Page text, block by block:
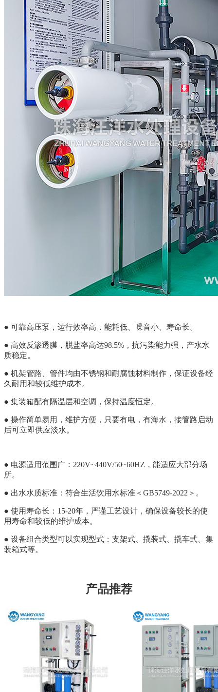
● 可靠高压泵，运行效率高，能耗低、噪音小、寿命长。
● 高效反渗透膜，脱盐率高达98.5%，抗污染能力强，产水水
质稳定。
● 机架管路、管件均由不锈钢和耐腐蚀材料制作，保证设备经
久耐用和较低维护成本。
● 集装箱配有隔温层和空调，保持温度恒定。
● 操作简单易用，维护方便，只要有电，有海水，接管路启动
后可立即供应淡水。
● 电源适用范围广：220V~440V/50~60HZ，能适应大部分场
所。
● 出水水质标准：符合生活饮用水标准＜GB5749-2022＞。
● 使用寿命长：15-20年，严谨工艺设计，确保设备较长的使
用寿命和较低的维护成本。
● 设备组合类型可以实现型式：支架式、撬装式、撬车式、集
装箱式等。
产品推荐